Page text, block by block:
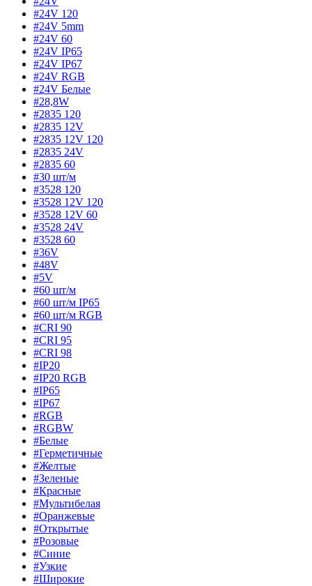
#24V 120
#24V 5mm
#24V 60
#24V IP65
#24V IP67
#24V RGB
#24V Белые
#28,8W
#2835 120
#2835 12V
#2835 12V 120
#2835 24V
#2835 60
#30 шт/м
#3528 120
#3528 12V 120
#3528 12V 60
#3528 24V
#3528 60
#36V
#48V
#5V
#60 шт/м
#60 шт/м IP65
#60 шт/м RGB
#CRI 90
#CRI 95
#CRI 98
#IP20
#IP20 RGB
#IP65
#IP67
#RGB
#RGBW
#Белые
#Герметичные
#Желтые
#Зеленые
#Красные
#Мультибелая
#Оранжевые
#Открытые
#Розовые
#Синие
#Узкие
#Широкие